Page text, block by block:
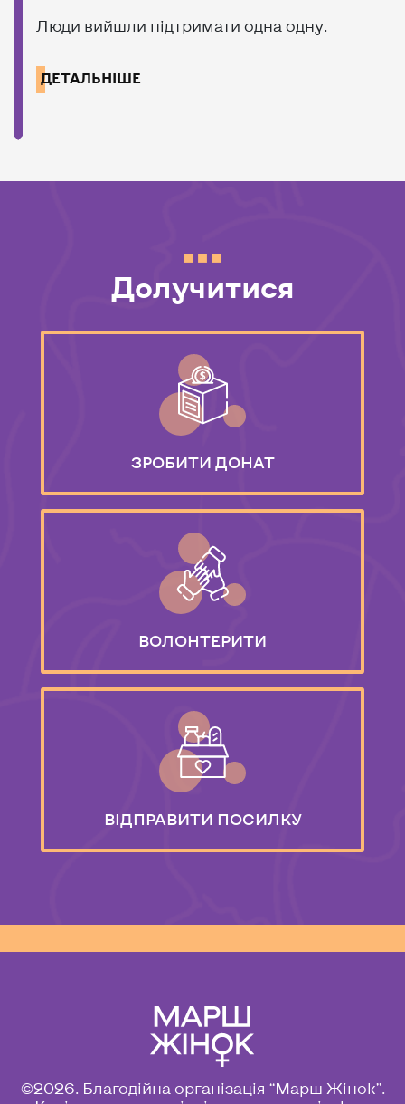
Люди вийшли підтримати одна одну.
ДЕТАЛЬНІШЕ
Долучитися
ЗРОБИТИ ДОНАТ
ВОЛОНТЕРИТИ
ВІДПРАВИТИ ПОСИЛКУ
©2026. Благодійна організація “Марш Жінок”.